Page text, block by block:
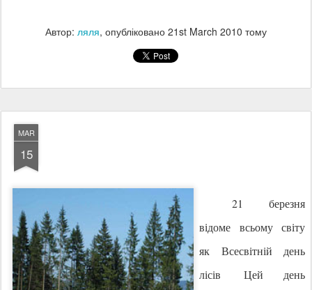
Автор: ляля, опубліковано 21st March 2010 тому
MAR
15
21 березня
відоме всьому світу
як Всесвітній день
лісів
Цей день